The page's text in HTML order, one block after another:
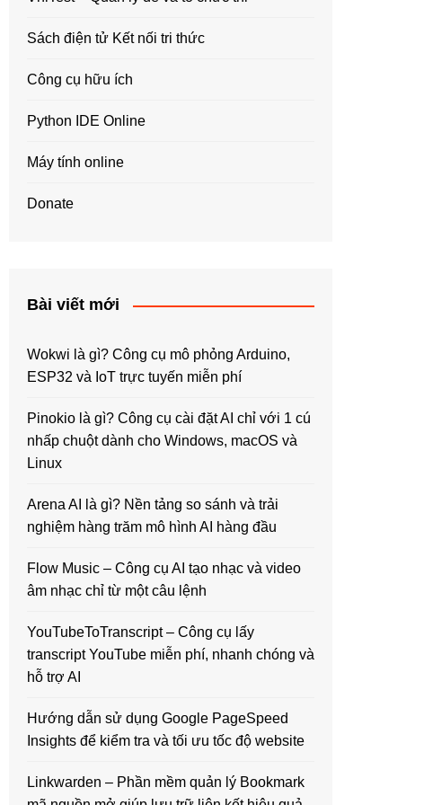
Sách điện tử Kết nối tri thức
Công cụ hữu ích
Python IDE Online
Máy tính online
Donate
Bài viết mới
Wokwi là gì? Công cụ mô phỏng Arduino,
ESP32 và IoT trực tuyến miễn phí
Pinokio là gì? Công cụ cài đặt AI chỉ với 1 cú
nhấp chuột dành cho Windows, macOS và
Linux
Arena AI là gì? Nền tảng so sánh và trải
nghiệm hàng trăm mô hình AI hàng đầu
Flow Music – Công cụ AI tạo nhạc và video
âm nhạc chỉ từ một câu lệnh
YouTubeToTranscript – Công cụ lấy
transcript YouTube miễn phí, nhanh chóng và
hỗ trợ AI
Hướng dẫn sử dụng Google PageSpeed
Insights để kiểm tra và tối ưu tốc độ website
Linkwarden – Phần mềm quản lý Bookmark